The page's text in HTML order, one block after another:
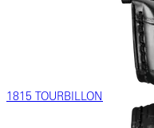
1815 TOURBILLON